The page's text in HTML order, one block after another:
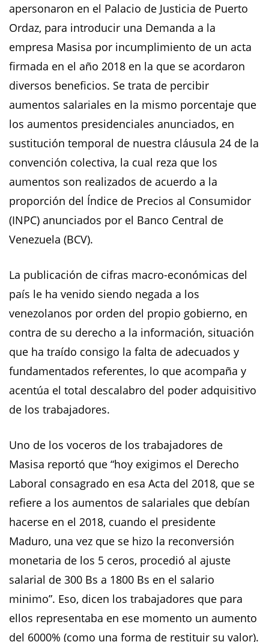
apersonaron en el Palacio de Justicia de Puerto
Ordaz, para introducir una Demanda a la
empresa Masisa por incumplimiento de un acta
firmada en el año 2018 en la que se acordaron
diversos beneficios. Se trata de percibir
aumentos salariales en la mismo porcentaje que
los aumentos presidenciales anunciados, en
sustitución temporal de nuestra cláusula 24 de la
convención colectiva, la cual reza que los
aumentos son realizados de acuerdo a la
proporción del Índice de Precios al Consumidor
(INPC) anunciados por el Banco Central de
Venezuela (BCV).
La publicación de cifras macro-económicas del
país le ha venido siendo negada a los
venezolanos por orden del propio gobierno, en
contra de su derecho a la información, situación
que ha traído consigo la falta de adecuados y
fundamentados referentes, lo que acompaña y
acentúa el total descalabro del poder adquisitivo
de los trabajadores.
Uno de los voceros de los trabajadores de
Masisa reportó que “hoy exigimos el Derecho
Laboral consagrado en esa Acta del 2018, que se
refiere a los aumentos de salariales que debían
hacerse en el 2018, cuando el presidente
Maduro, una vez que se hizo la reconversión
monetaria de los 5 ceros, procedió al ajuste
salarial de 300 Bs a 1800 Bs en el salario
minimo”. Eso, dicen los trabajadores que para
ellos representaba en ese momento un aumento
del 6000% (como una forma de restituir su valor).